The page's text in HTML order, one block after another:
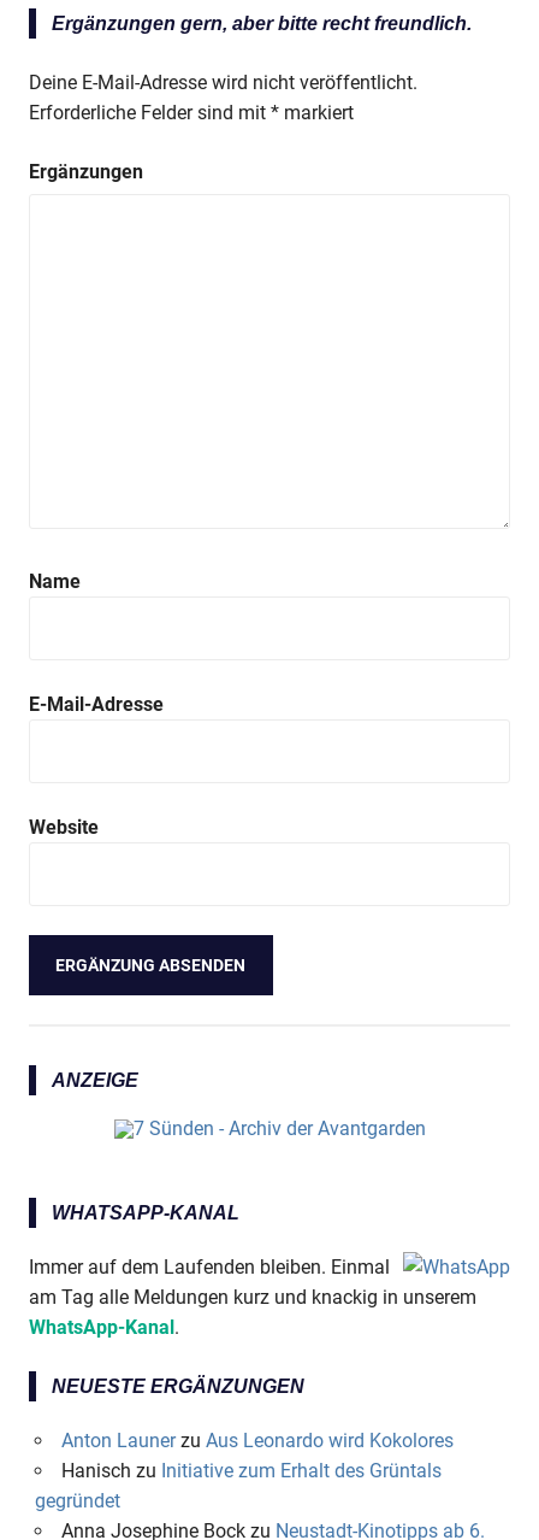
Ergänzungen gern, aber bitte recht freundlich.
Deine E-Mail-Adresse wird nicht veröffentlicht.
Erforderliche Felder sind mit * markiert
Ergänzungen
Name
E-Mail-Adresse
Website
ANZEIGE
WHATSAPP-KANAL
Immer auf dem Laufenden bleiben. Einmal
am Tag alle Meldungen kurz und knackig in unserem
WhatsApp-Kanal .
NEUESTE ERGÄNZUNGEN
Anton Launerzu Aus Leonardo wird Kokolores
Hanisch zu Initiative zum Erhalt des Grüntals
gegründet
Anna Josephine Bockzu Neustadt-Kinotipps ab 6.